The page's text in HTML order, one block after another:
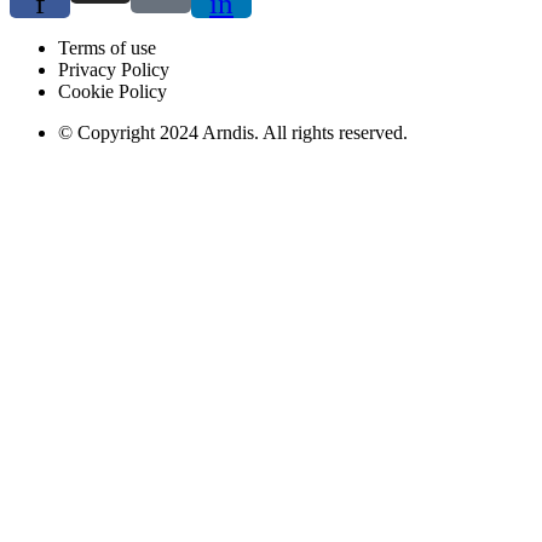
Terms of use
Privacy Policy
Cookie Policy
© Copyright 2024 Arndis. All rights reserved.